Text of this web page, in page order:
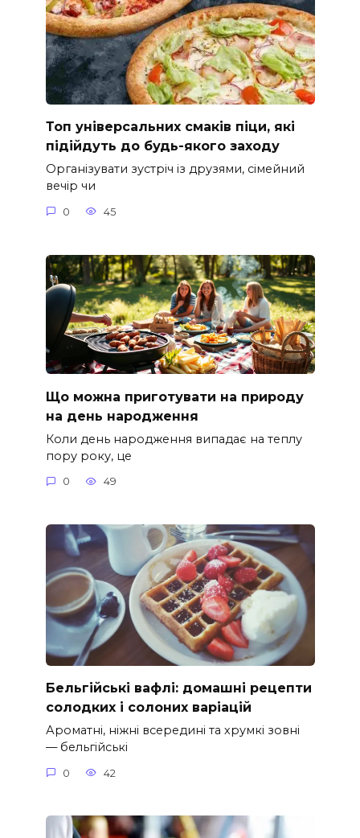
Топ універсальних смаків піци, які
підійдуть до будь-якого заходу
Організувати зустріч із друзями, сімейний
вечір чи
0 45
Що можна приготувати на природу
на день народження
Коли день народження випадає на теплу
пору року, це
0 49
Бельгійські вафлі: домашні рецепти
солодких і солоних варіацій
Ароматні, ніжні всередині та хрумкі зовні
— бельгійські
0 42